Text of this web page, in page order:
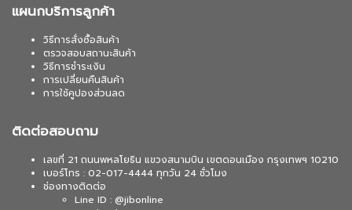
แผนกบริการลูกค้า
วิธีการสั่งซื้อสินค้า
ตรวจสอบสถานะสินค้า
วิธีการชำระเงิน
การเปลี่ยนคืนสินค้า
การใช้คูปองส่วนลด
ติดต่อสอบถาม
เลขที่ 21 ถนนพหลโยธิน แขวงสนามบิน เขตดอนเมือง กรุงเทพฯ 10210
เบอร์โทร : 02-017-4444 ทุกวัน 24 ชั่วโมง
ช่องทางติดต่อ
Line ID : @jibonline